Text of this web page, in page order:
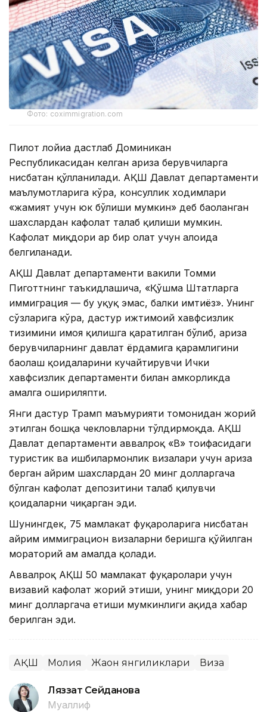
Фото: coximmigration.com
Пилот лойиҳа дастлаб Доминикан
Республикасидан келган ариза берувчиларга
нисбатан қўлланилади. АҚШ Давлат департаменти
маълумотларига кўра, консуллик ходимлари
«жамият учун юк бўлиши мумкин» деб баҳоланган
шахслардан кафолат талаб қилиши мумкин.
Кафолат миқдори ҳар бир ҳолат учун алоҳида
белгиланади.
АҚШ Давлат департаменти вакили Томми
Пиготтнинг таъкидлашича, «Қўшма Штатларга
иммиграция — бу ҳуқуқ эмас, балки имтиёз». Унинг
сўзларига кўра, дастур ижтимоий хавфсизлик
тизимини ҳимоя қилишга қаратилган бўлиб, ариза
берувчиларнинг давлат ёрдамига қарамлигини
баҳолаш қоидаларини кучайтирувчи Ички
хавфсизлик департаменти билан ҳамкорликда
амалга ошириляпти.
Янги дастур Трамп маъмурияти томонидан жорий
этилган бошқа чекловларни тўлдирмоқда. АҚШ
Давлат департаменти аввалроқ «B» тоифасидаги
туристик ва ишбилармонлик визалари учун ариза
берган айрим шахслардан 20 минг долларгача
бўлган кафолат депозитини талаб қилувчи
қоидаларни чиқарган эди.
Шунингдек, 75 мамлакат фуқароларига нисбатан
айрим иммиграцион визаларни беришга қўйилган
мораторий ҳам амалда қолади.
Аввалроқ АҚШ 50 мамлакат фуқаролари учун
визавий кафолат жорий этиши, унинг миқдори 20
минг долларгача етиши мумкинлиги ҳақида хабар
берилган эди.
АҚШ Молия Жаҳон янгиликлари Виза
Ляззат Сейданова
Муаллиф